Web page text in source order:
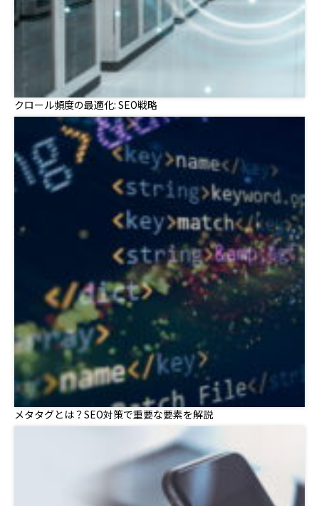
クロール頻度の最適化: SEO戦略
メタタグとは？SEO対策で重要な要素を解説